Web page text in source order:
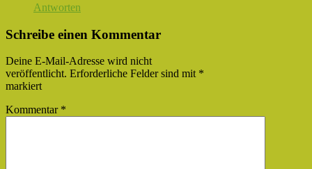
Antworten
Schreibe einen Kommentar
Deine E-Mail-Adresse wird nicht
veröffentlicht. Erforderliche Felder sind mit *
markiert
Kommentar *